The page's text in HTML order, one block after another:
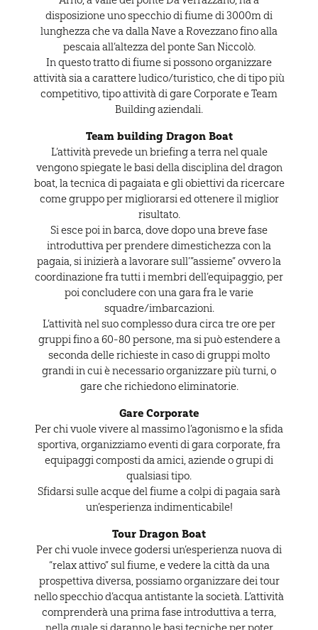
disposizione uno specchio di fiume di 3000m di
lunghezza che va dalla Nave a Rovezzano fino alla
pescaia all’altezza del ponte San Niccolò.
In questo tratto di fiume si possono organizzare
attività sia a carattere ludico/turistico, che di tipo più
competitivo, tipo attività di gare Corporate e Team
Building aziendali.
Team building Dragon Boat
L’attività prevede un briefing a terra nel quale
vengono spiegate le basi della disciplina del dragon
boat, la tecnica di pagaiata e gli obiettivi da ricercare
come gruppo per migliorarsi ed ottenere il miglior
risultato.
Si esce poi in barca, dove dopo una breve fase
introduttiva per prendere dimestichezza con la
pagaia, si inizierà a lavorare sull’”assieme” ovvero la
coordinazione fra tutti i membri dell’equipaggio, per
poi concludere con una gara fra le varie
squadre/imbarcazioni.
L’attività nel suo complesso dura circa tre ore per
gruppi fino a 60-80 persone, ma si può estendere a
seconda delle richieste in caso di gruppi molto
grandi in cui è necessario organizzare più turni, o
gare che richiedono eliminatorie.
Gare Corporate
Per chi vuole vivere al massimo l’agonismo e la sfida
sportiva, organizziamo eventi di gara corporate, fra
equipaggi composti da amici, aziende o grupi di
qualsiasi tipo.
Sfidarsi sulle acque del fiume a colpi di pagaia sarà
un’esperienza indimenticabile!
Tour Dragon Boat
Per chi vuole invece godersi un’esperienza nuova di
“relax attivo” sul fiume, e vedere la città da una
prospettiva diversa, possiamo organizzare dei tour
nello specchio d’acqua antistante la società. L’attività
comprenderà una prima fase introduttiva a terra,